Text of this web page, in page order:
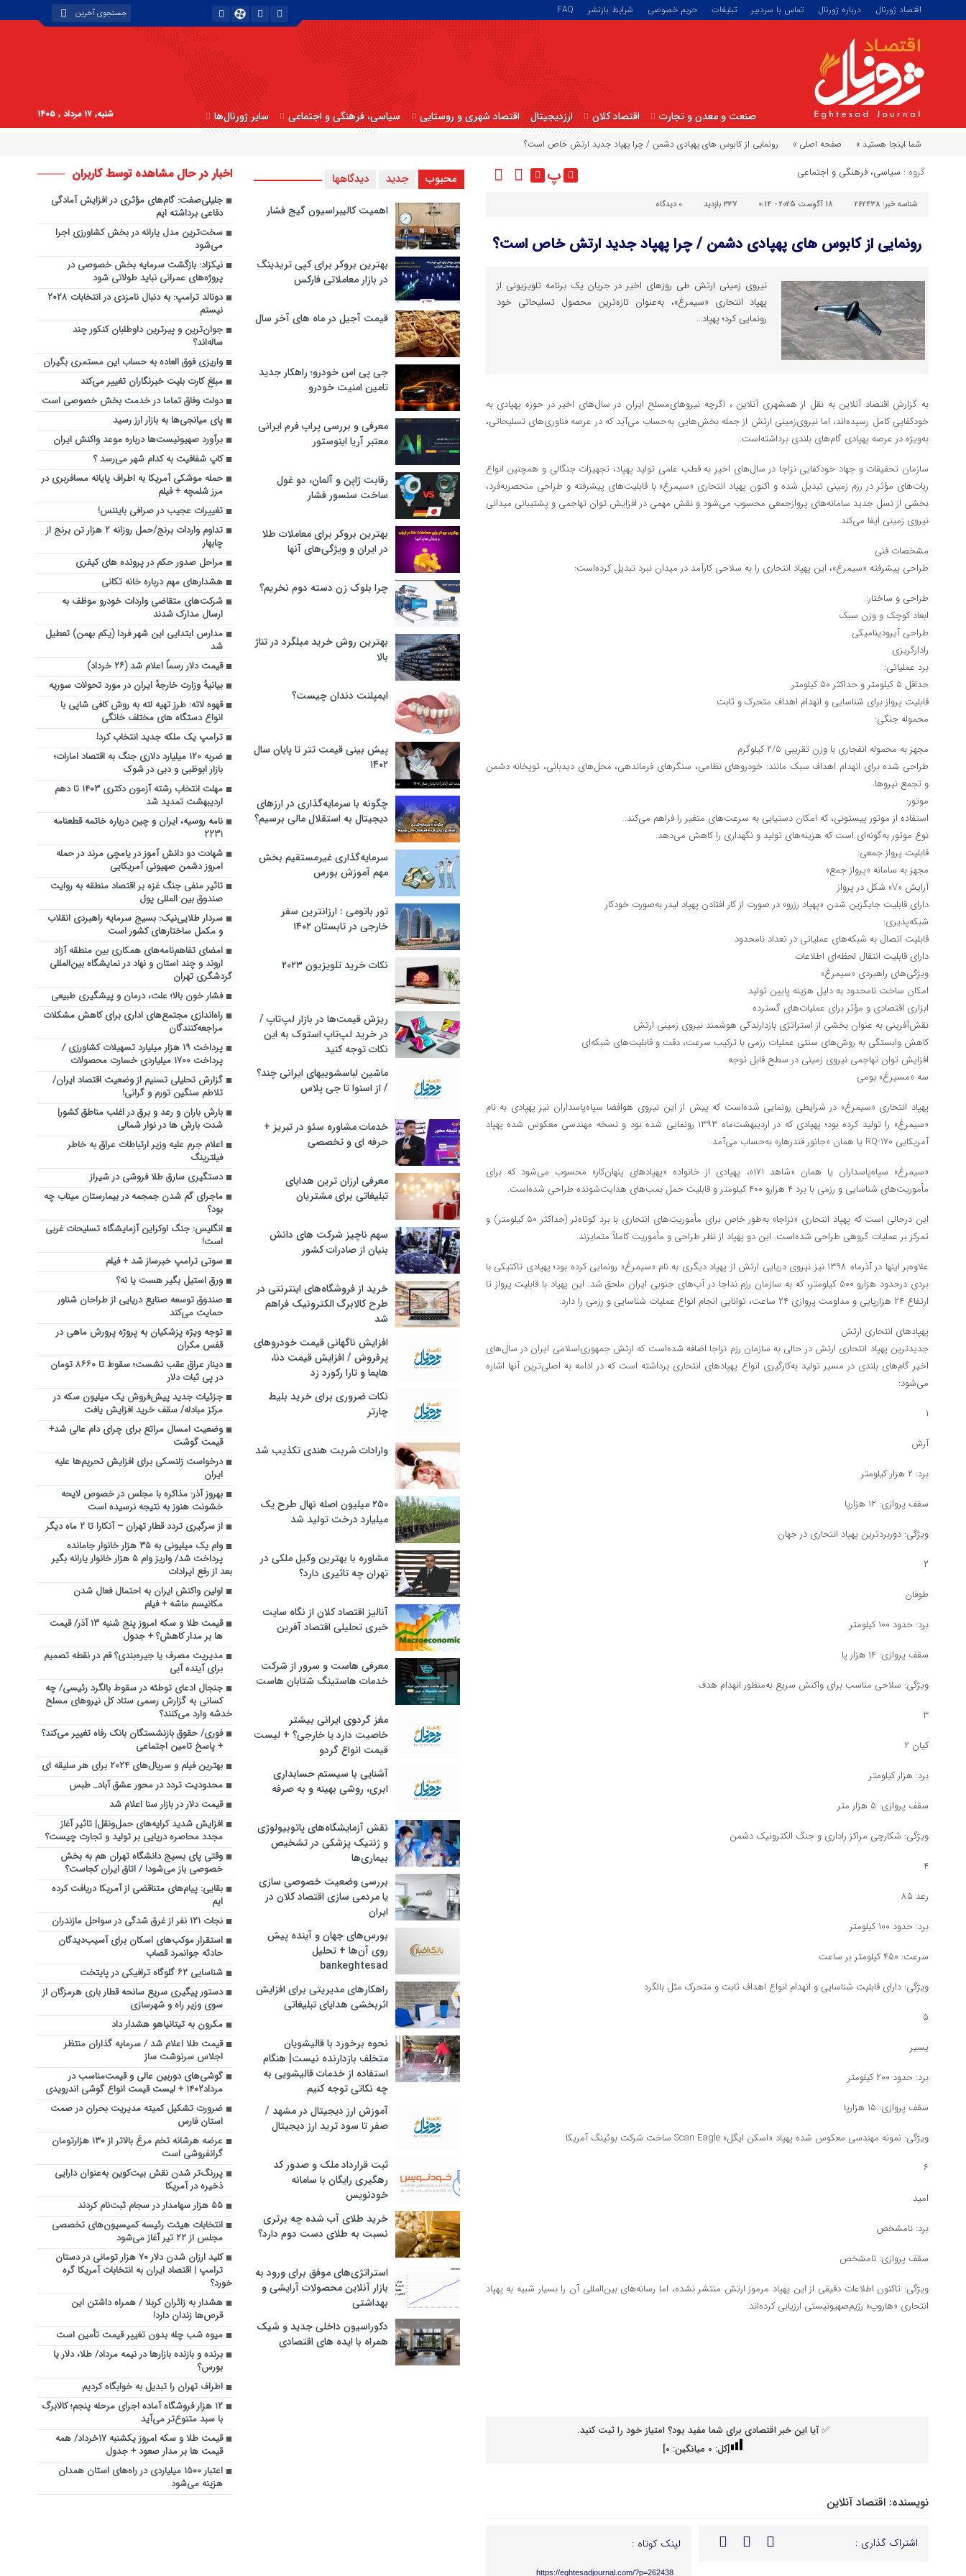
اقتصاد ژورنال درباره ژورنال تماس با سردبیر تبلیغات حریم خصوصی شرایط بازنشر FAQ
صنعت و معدن و تجارت اقتصاد کلان ارزدیجیتال اقتصاد شهری و روستایی سیاسی، فرهنگی و اجتماعی سایر ژورنال‌ها شنبه, ۱۷ مرداد , ۱۴۰۵
شما اینجا هستید » صفحه اصلی » رونمایی از کابوس های پهپادی دشمن / چرا پهپاد جدید ارتش خاص است؟
گروه : سیاسی، فرهنگی و اجتماعی پ
شناسه خبر: 262438 18 آگوست 2025 - 0:14 337 بازدید ۰ دیدگاه
رونمایی از کابوس های پهپادی دشمن / چرا پهپاد جدید ارتش خاص است؟
نیروی زمینی ارتش طی روزهای اخیر در جریان یک برنامه تلویزیونی از
پهپاد انتحاری «سیمرغ»، به‌عنوان تازه‌ترین محصول تسلیحاتی خود
رونمایی کرد؛ پهپاد…
به گزارش اقتصاد آنلاین به نقل از همشهری آنلاین ، اگرچه نیروهای‌مسلح ایران در سال‌های اخیر در حوزه پهپادی به
خودکفایی کامل رسیده‌اند، اما نیروی‌زمینی ارتش از جمله بخش‌هایی به‌حساب می‌آید که در عرصه فناوری‌های تسلیحاتی،
به‌ویژه در عرصه پهپادی گام‌های بلندی برداشته‌است.
سازمان تحقیقات و جهاد خودکفایی نزاجا در سال‌های اخیر به قطب علمی تولید پهپاد، تجهیزات جنگالی و همچنین انواع
ربات‌های مؤثر در رزم زمینی تبدیل شده‌ و اکنون پهپاد انتحاری «سیمرغ» با قابلیت‌های پیشرفته و طراحی منحصربه‌فرد،
بخشی از نسل جدید سامانه‌های پروازجمعی محسوب می‌شود و نقش مهمی در افزایش توان تهاجمی و پشتیبانی میدانی
نیروی زمینی ایفا می‌کند.
مشخصات فنی
طراحی پیشرفته «سیمرغ»، این پهپاد انتحاری را به سلاحی کارآمد در میدان نبرد تبدیل کرده‌است:
طراحی و ساختار:
ابعاد کوچک و وزن سبک
طراحی آیرودینامیکی
رادارگریزی
برد عملیاتی:
حداقل ۵ کیلومتر و حداکثر ۵۰ کیلومتر
قابلیت پرواز برای شناسایی و انهدام اهداف متحرک و ثابت
محموله جنگی:
مجهز به محموله انفجاری با وزن تقریبی ۲/۵ کیلوگرم
طراحی شده برای انهدام اهداف سبک مانند: خودروهای نظامی، سنگرهای فرماندهی، محل‌های دیدبانی، توپخانه دشمن
و تجمع نیروها.
موتور:
استفاده از موتور پیستونی، که امکان دستیابی به سرعت‌های متغیر را فراهم می‌کند.
نوع موتور به‌گونه‌ای است که هزینه‌های تولید و نگهداری را کاهش می‌دهد.
قابلیت پرواز جمعی:
مجهز به سامانه «پرواز جمع»
آرایش «V» شکل در پرواز
دارای قابلیت جایگزین شدن «پهپاد رزرو» در صورت از کار افتادن پهپاد لیدر به‌صورت خودکار
شبکه‌پذیری:
قابلیت اتصال به شبکه‌های عملیاتی در تعداد نامحدود
دارای قابلیت انتقال لحظه‌ای اطلاعات
ویژگی‌های راهبردی «سیمرغ»
امکان ساخت نامحدود به دلیل هزینه پایین تولید
ابزاری اقتصادی و مؤثر برای عملیات‌های گسترده
نقش‌آفرینی به عنوان بخشی از استراتژی بازدارندگی هوشمند نیروی زمینی ارتش
کاهش وابستگی به روش‌های سنتی عملیات رزمی با ترکیب سرعت، دقت و قابلیت‌های شبکه‌ای
افزایش توان تهاجمی نیروی زمینی در سطح قابل توجه
سه «مسیرغ» بومی
پهپاد انتحاری «سیمرغ» در شرایطی رونمایی شده‌است که پیش از این نیروی هوافضا سپاه‌پاسداران نیز پهپادی به نام
«سیمرغ» را تولید کرده بود؛ پهپادی که در اردیبهشت‌ماه ۱۳۹۳ رونمایی شده بود و نسخه مهندسی معکوس شده پهپاد
آمریکایی RQ-۱۷۰ یا همان «جانور قندرهار» به‌حساب می‌آمد.
«سیمرغ» سپاه‌پاسداران یا همان «شاهد ۱۷۱»، پهپادی از خانواده «پهپادهای پنهان‌کار» محسوب می‌شود که برای
مأموریت‌های شناسایی و رزمی با برد ۴ هزارو ۴۰۰ کیلومتر و قابلیت حمل بمب‌های هدایت‌شونده طراحی شده‌است.
این درحالی است که پهپاد انتحاری «نزاجا» به‌طور خاص برای مأموریت‌های انتحاری با برد کوتاه‌تر (حداکثر ۵۰ کیلومتر) و
تمرکز بر عملیات گروهی طراحی شده‌است. این دو پهپاد از نظر طراحی و مأموریت کاملاً متمایزند.
علاوه‌بر اینها در آذرماه ۱۳۹۸ نیز نیروی دریایی ارتش از پهپاد دیگری به نام «سیمرغ» رونمایی کرده بود؛ پهپادی تاکتیکی با
بردی درحدود هزارو ۵۰۰ کیلومتر، که به سازمان رزم نداجا در آب‌های جنوبی ایران ملحق شد. این پهپاد با قابلیت پرواز تا
ارتفاع ۲۴ هزارپایی و مداومت پروازی ۲۴ ساعت، توانایی انجام انواع عملیات شناسایی و رزمی را دارد.
پهپادهای انتحاری ارتش
جدیدترین پهپاد انتحاری ارتش در حالی به سازمان رزم نزاجا اضافه شده‌است که ارتش جمهوری‌اسلامی ایران در سال‌های
اخیر گام‌های بلندی در مسیر تولید به‌کارگیری انواع پهپادهای انتحاری برداشته است که در ادامه به اصلی‌ترین آنها اشاره
می‌شود:
۱
آرش
برد: ۲ هزار کیلومتر
سقف پروازی: ۱۲ هزارپا
ویژگی: دوربردترین پهپاد انتحاری در جهان
۲
طوفان
برد: حدود ۱۰۰ کیلومتر
سقف پروازی: ۱۴ هزار پا
ویژگی: سلاحی مناسب برای واکنش سریع به‌منظور انهدام هدف
۳
کیان ۲
برد: هزار کیلومتر
سقف پروازی: ۵ هزار متر
ویژگی: شکارچی مراکز راداری و جنگ الکترونیک دشمن
۴
رعد ۸۵
برد: حدود ۱۰۰ کیلومتر
سرعت: ۴۵۰ کیلومتر بر ساعت
ویژگی: دارای قابلیت شناسایی و انهدام انواع اهداف ثابت و متحرک مثل بالگرد
۵
یسیر
برد: حدود ۲۰۰ کیلومتر
سقف پروازی: ۱۵ هزارپا
ویژگی: نمونه مهندسی معکوس شده پهپاد «اسکن ایگل» Scan Eagle ساخت شرکت بوئینگ آمریکا
۶
امید
برد: نامشخص
سقف پروازی: نامشخص
ویژگی: تاکنون اطلاعات دقیقی از این پهپاد مرموز ارتش منتشر نشده، اما رسانه‌های بین‌المللی آن را بسیار شبیه به پهپاد
انتحاری «هاروپ» رژیم‌صهیونیستی ارزیابی کرده‌اند.
✅ آیا این خبر اقتصادی برای شما مفید بود؟ امتیاز خود را ثبت کنید.
[کل: 0 میانگین: 0
]
نویسنده: اقتصاد آنلاین
اشتراک گذاری : لینک کوتاه :
https://eghtesadjournal.com/?p=262438
محبوب جدید دیدگاهها
اهمیت کالیبراسیون گیج فشار
بهترین بروکر برای کپی‌ تریدینگ
در بازار معاملاتی فارکس
قیمت آجیل در ماه های آخر سال
جی پی اس خودرو؛ راهکار جدید
تامین امنیت خودرو
معرفی و بررسی پراپ فرم ایرانی
معتبر آریا اینوستور
رقابت ژاپن و آلمان، دو غول
ساخت سنسور فشار
بهترین بروکر برای معاملات طلا
در ایران و ویژگی‌های آنها
چرا بلوک زن دسته دوم نخریم؟
بهترین روش خرید میلگرد در تناژ
بالا
ایمپلنت دندان چیست؟
پیش بینی قیمت تتر تا پایان سال
۱۴۰۲
چگونه با سرمایه‌گذاری در ارزهای
دیجیتال به استقلال مالی برسیم؟
سرمایه‌گذاری غیرمستقیم بخش
مهم آموزش بورس
تور باتومی : ارزانترین سفر
خارجی در تابستان ۱۴۰۲
نکات خرید تلویزیون ۲۰۲۳
ریزش قیمت‌ها در بازار لپ‌تاپ /
در خرید لپ‌تاپ استوک به این
نکات توجه کنید
ماشین لباسشویی‎های ایرانی چند؟
/ از اسنوا تا جی پلاس
خدمات مشاوره سئو در تبریز +
حرفه ای و تخصصی
معرفی ارزان ترین هدایای
تبلیغاتی برای مشتریان
سهم ناچیز شرکت های دانش
بنیان از صادرات کشور
خرید از فروشگاه‌های اینترنتی در
طرح کالابرگ الکترونیک فراهم
شد
افزایش ناگهانی قیمت خودروهای
پرفروش / افزایش قیمت دنا،
هایما و تارا رکورد زد
نکات ضروری برای خرید بلیط
چارتر
وارادات شربت هندی تکذیب شد
۲۵۰ میلیون اصله نهال طرح یک
میلیارد درخت تولید شد
مشاوره با بهترین وکیل ملکی در
تهران چه تاثیری دارد؟
آنالیز اقتصاد کلان از نگاه سایت
خبری تحلیلی اقتصاد آفرین
معرفی هاست و سرور از شرکت
خدمات هاستینگ شتابان هاست
مغز گردوی ایرانی بیشتر
خاصیت دارد یا خارجی؟ + لیست
قیمت انواع گردو
آشنایی با سیستم حسابداری
ابری، روشی بهینه و به صرفه
نقش آزمایشگاه‌های پاتوبیولوژی
و ژنتیک پزشکی در تشخیص
بیماری‌ها
بررسی وضعیت خصوصی سازی
یا مردمی سازی اقتصاد کلان در
ایران
بورس‌های جهان و آینده پیش
روی آن‌ها + تحلیل
bankeghtesad
راهکارهای مدیریتی برای افزایش
اثربخشی هدایای تبلیغاتی
نحوه برخورد با قالیشویان
متخلف بازدارنده نیست| هنگام
استفاده از خدمات قالیشویی به
چه نکاتی توجه کنیم
آموزش ارز دیجیتال در مشهد /
صفر تا سود ترید ارز دیجیتال
ثبت قرارداد ملک و صدور کد
رهگیری رایگان با سامانه
خودنویس
خرید طلای آب شده چه برتری
نسبت به طلای دست دوم دارد؟
استراتژی‌های موفق برای ورود به
بازار آنلاین محصولات آرایشی و
بهداشتی
دکوراسیون داخلی جدید و شیک
همراه با ایده های اقتصادی
اخبار در حال مشاهده توسط کاربران
جلیلی‌صفت: گام‌های مؤثری در افزایش آمادگی
دفاعی برداشته ایم
سخت‌ترین مدل یارانه در بخش کشاورزی اجرا
می‌شود
نیکزاد: بازگشت سرمایه بخش خصوصی در
پروژه‎‌های عمرانی نباید طولانی شود
دونالد ترامپ: به دنبال نامزدی در انتخابات ۲۰۲۸
نیستم
جوان‌ترین و پیرترین داوطلبان کنکور چند
ساله‌اند؟
واریزی فوق العاده به حساب این مستمری بگیران
مبلغ کارت بلیت خبرنگاران تغییر می‌کند
دولت وفاق تماما در خدمت بخش خصوصی است
پای میانجی‌ها به بازار ارز رسید
برآورد صهیونیست‌ها درباره موعد واکنش ایران
کاپ شفافیت به کدام شهر می‌رسد ؟
حمله موشکی آمریکا به اطراف پایانه مسافربری در
مرز شلمچه + فیلم
تغییرات عجیب در صرافی بایننس!
تداوم واردات برنج/حمل روزانه ۲ هزار تن برنج از
چابهار
مراحل صدور حکم در پرونده های کیفری
هشدارهای مهم درباره خانه تکانی
شرکت‌های متقاضی واردات خودرو موظف به
ارسال مدارک شدند
مدارس ابتدایی این شهر فردا (یکم بهمن) تعطیل
شد
قیمت دلار رسماً اعلام شد (۲۶ خرداد)
بیانیهٔ وزارت خارجهٔ ایران در مورد تحولات سوریه
قهوه لاته: طرز تهیه لته به روش کافی شاپی با
انواع دستگاه های مختلف خانگی
ترامپ یک ملکه جدید انتخاب کرد!
ضربه ۱۲۰ میلیارد دلاری جنگ به اقتصاد امارات؛
بازار ابوظبی و دبی در شوک
مهلت انتخاب رشته آزمون دکتری ۱۴۰۳ تا دهم
اردیبهشت تمدید شد
​​​​​​​نامه روسیه، ایران و چین درباره خاتمه قطعنامه
۲۲۳۱
شهادت دو دانش آموز در یامچی مرند در حمله
امروز دشمن صهیونی آمریکایی
تاثیر منفی جنگ غزه بر اقتصاد منطقه به روایت
صندوق بین المللی پول
سردار طلایی‌نیک: بسیج سرمایه راهبردی انقلاب
و مکمل ساختارهای کشور است
امضای تفاهم‌نامه‌های همکاری بین منطقه آزاد
اروند و چند استان و نهاد در نمایشگاه بین‌المللی
گردشگری تهران
فشار خون بالا؛ علت، درمان و پیشگیری طبیعی
راه‌اندازی مجتمع‌های اداری برای کاهش مشکلات
مراجعه‌کنندگان
پرداخت ۱۹ هزار میلیارد تسهیلات کشاورزی /
پرداخت ۱۷۰۰ میلیاردی خسارت محصولات
گزارش تحلیلی تسنیم از وضعیت اقتصاد ایران/
تلاطم سنگین تورم و گرانی!
بارش باران و رعد و برق در اغلب مناطق کشور|
شدت بارش ها در نوار شمالی
اعلام جرم علیه وزیر ارتباطات عراق به خاطر
فیلترینگ
دستگیری سارق طلا فروشی در شیراز
ماجرای گم شدن جمجمه در بیمارستان میناب چه
بود؟
انگلیس: جنگ اوکراین آزمایشگاه تسلیحات غربی
است!
سوتی ترامپ خبرساز شد + فیلم
ورق استیل بگیر هست یا نه؟
صندوق توسعه صنایع دریایی از طراحان شناور
حمایت می‌کند
توجه ویژه پزشکیان به پروژه پرورش ماهی در
قفس مکران
دینار عراق عقب نشست؛ سقوط تا ۸۶۶۰ تومان
در پی ثبات دلار
جزئیات جدید پیش‌فروش یک میلیون سکه در
مرکز مبادله/ سقف خرید افزایش یافت
وضعیت امسال مراتع برای چرای دام عالی شد+
قیمت گوشت
درخواست زلنسکی برای افزایش تحریم‌ها علیه
ایران
بهروز آذر: مذاکره با مجلس در خصوص لایحه
خشونت هنوز به نتیجه نرسیده است
از سرگیری تردد قطار تهران – آنکارا تا ۲ ماه دیگر
وام یک میلیونی به ۳۵ هزار خانوار جامانده
پرداخت شد/ واریز وام ۵ هزار خانوار یارانه بگیر
بعد از رفع ایرادات
اولین واکنش ایران به احتمال فعال شدن
مکانیسم ماشه + فیلم
قیمت طلا و سکه امروز پنج شنبه ۱۳ آذر/ قیمت
ها بر مدار کاهش؟ + جدول
مدیریت مصرف یا جیره‌بندی؟ قم در نقطه تصمیم
برای آینده آبی
جنجال ادعای توطئه در سقوط بالگرد رئیسی/ چه
کسانی به گزارش رسمی ستاد کل نیرو‌های مسلح
خدشه وارد می‌کنند؟
فوری/ حقوق بازنشستگان بانک رفاه تغییر می‌کند؟
+ پاسخ تامین اجتماعی
بهترین فیلم و سریال‌های ۲۰۲۴ برای هر سلیقه ای
محدودیت تردد در محور عشق آباد_ طبس
قیمت دلار در بازار سنا اعلام شد
افزایش شدید کرایه‌های حمل‌ونقل| تاثیر آغاز
مجدد محاصره دریایی بر تولید و تجارت چیست؟
وقتی پای بسیج دانشگاه تهران هم به بخش
خصوصی باز می‌شود! / اتاق ایران کجاست؟
بقایی: پیام‌های متناقضی از آمریکا دریافت کرده
ایم
نجات ۱۲۱ نفر از غرق‌ شدگی در سواحل مازندران
استقرار موکب‌های اسکان برای آسیب‌دیدگان
حادثه جوانمرد قصاب
شناسایی ۶۲ گلوگاه ترافیکی در پایتخت
دستور پیگیری سریع سانحه قطار باری هرمزگان از
سوی وزیر راه و شهرسازی
مکرون به تیتانیاهو هشدار داد
قیمت طلا اعلام شد / سرمایه گذاران منتظر
اجلاس سرنوشت ساز
گوشی‌های دوربین عالی و قیمت‌مناسب در
مرداد۱۴۰۲ + لیست قیمت انواع گوشی اندرویدی
ضرورت تشکیل کمیته‌ مدیریت بحران در صمت
استان فارس
عرضه هرشانه تخم مرغ بالاتر از ۱۳۰ هزارتومان
گرانفروشی است
پررنگ‌تر شدن نقش بیت‌کوین به‌عنوان دارایی
ذخیره در آمریکا
۵۵ هزار سهامدار در سجام ثبت‌نام کردند
انتخابات هیئت‌ رئیسه کمیسیون‌های تخصصی
مجلس از ۲۲ تیر آغاز می‌شود
کلید ارزان شدن دلار ۷۰ هزار تومانی در دستان
ترامپ | اقتصاد ایران به انتخابات آمریکا گره
خورد؟
هشدار به زائران کربلا / همراه داشتن این
قرص‌ها زندان دارد!
میوه شب چله بدون تغییر قیمت تأمین است
برنده‌ و بازنده بازارها در نیمه مرداد/ طلا، دلار یا
بورس؟
اطراف تهران را تبدیل به خوابگاه کردیم
۱۲ هزار فروشگاه آماده اجرای مرحله پنجم؛ کالابرگ
با سبد متنوع‌تر می‌آید
قیمت طلا و سکه امروز یکشنبه ۱۷خرداد/ همه
قیمت ها بر مدار صعود + جدول
اعتبار ۱۵۰۰ میلیاردی در راه‌های استان همدان
هزینه می‌شود